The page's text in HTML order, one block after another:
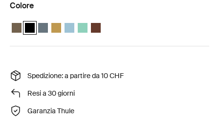
Colore
Thule Yepp Nexxt 2 maxi Cachi profondo
Thule Yepp Nexxt 2 maxi Nero mezzanotte (selected)
Thule Yepp Nexxt 2 maxi Ardesia scura
Thule Yepp Nexxt 2 maxi Giallo lucidato
Thule Yepp Nexxt 2 Maxi Acquamarina
Thule Yepp Nexxt 2 Maxi Mint Green
Thule Yepp Nexxt 2 Maxi Chocolate
Spedizione: a partire da 10 CHF
Resi a 30 giorni
Garanzia Thule